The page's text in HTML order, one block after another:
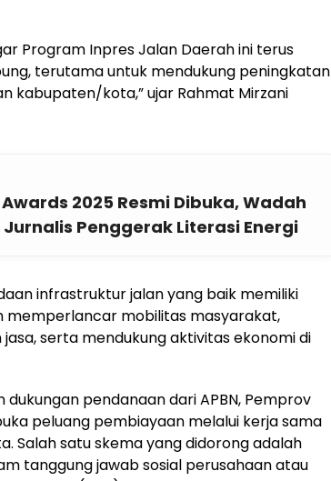
Program Inpres Jalan Daerah ini terus
terutama untuk mendukung peningkatan
kabupaten/kota,” ujar Rahmat Mirzani
2025 Resmi Dibuka, Wadah
Penggerak Literasi Energi
infrastruktur jalan yang baik memiliki
memperlancar mobilitas masyarakat,
serta mendukung aktivitas ekonomi di
dukungan pendanaan dari APBN, Pemprov
peluang pembiayaan melalui kerja sama
Salah satu skema yang didorong adalah
tanggung jawab sosial perusahaan atau